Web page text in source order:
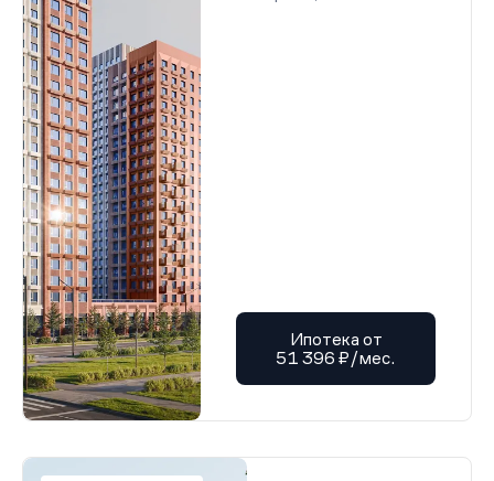
Разрешение на строительство
Разрешение на строительство
Разрешение на строительство
Разрешение на строительство
Разрешение на строительство
Разрешение на строительство
Разрешение на строительство
Разрешение на строительство
Разрешение на строительство
Разрешение на строительство
Разрешение на строительство
Разрешение на строительство
Разрешение на строительство
Разрешение на строительство
Разрешение на строительство
Разрешение на строительство
Разрешение на строительство
Разрешение на строительство
Разрешение на строительство
Разрешение на строительство
Разрешение на строительство
Разрешение на строительство
Разрешение на строительство
Ипотека от
51 396 ₽/мес.